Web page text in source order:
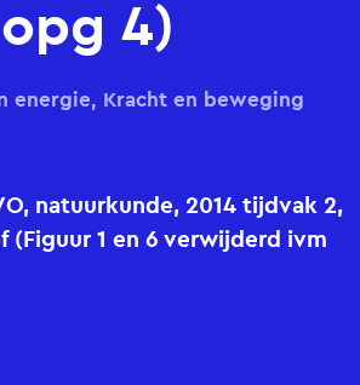
4)
energie, Kracht en beweging
natuurkunde, 2014 tijdvak 2,
(Figuur 1 en 6 verwijderd ivm